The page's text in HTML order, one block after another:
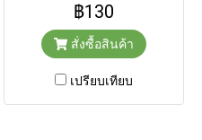
฿130
สั่งซื้อสินค้า
เปรียบเทียบ